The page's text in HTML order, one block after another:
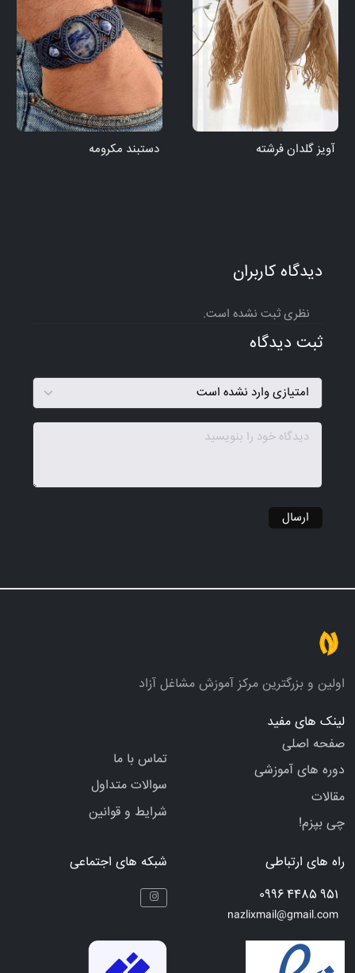
آویز گلدان فرشته دستبند مکرومه
دیدگاه کاربران
نظری ثبت نشده است.
ثبت دیدگاه
ارسال
اولین و بزرگترین مرکز آموزش مشاغل آزاد
لینک های مفید
صفحه اصلی
دوره های آموزشی
مقالات
چی بپزم!
تماس با ما
سوالات متداول
شرایط و قوانین
راه های ارتباطی
951 4485 0996
nazlixmail@gmail.com
شبکه های اجتماعی